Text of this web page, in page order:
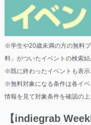
※学生や20歳未満の方の無料
料」がついたイベントの検索結
※既に終わったイベントも表示
※無料対象になる条件は各イ
情報を見て対象条件を確認の上
【indiegrab